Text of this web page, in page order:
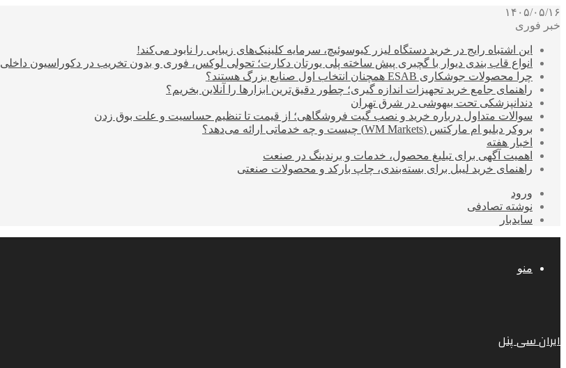
۱۴۰۵/۰۵/۱۶
خبر فوری
این اشتباه رایج در خرید دستگاه لیزر کیوسوئیچ، سرمایه کلینیک‌های زیبایی را نابود می‌کند!
انواع قاب بندی دیوار با گچبری پیش ساخته پلی یورتان دکارت؛ تحولی لوکس، فوری و بدون تخریب در دکوراسیون داخلی
چرا محصولات جوشکاری ESAB همچنان انتخاب اول صنایع بزرگ هستند؟
راهنمای جامع خرید تجهیزات اندازه گیری؛ چطور دقیق‌ترین ابزارها را آنلاین بخریم؟
دندانپزشکی تحت بیهوشی در شرق تهران
سوالات متداول درباره خرید و نصب گیت فروشگاهی؛ از قیمت تا تنظیم حساسیت و علت بوق زدن
بروکر دبلیو ام مارکتس (WM Markets) چیست و چه خدماتی ارائه می‌دهد؟
اخبار هفته
اهمیت آگهی برای تبلیغ محصول، خدمات و برندینگ در صنعت
راهنمای خرید لیبل برای بسته‌بندی، چاپ بارکد و محصولات صنعتی
ورود
نوشته تصادفی
سایدبار
منو
ایران سی پنل